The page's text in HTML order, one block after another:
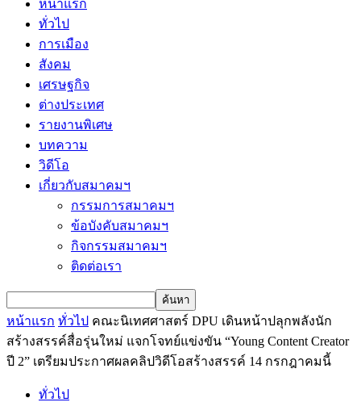
หน้าแรก
ทั่วไป
การเมือง
สังคม
เศรษฐกิจ
ต่างประเทศ
รายงานพิเศษ
บทความ
วิดีโอ
เกี่ยวกับสมาคมฯ
กรรมการสมาคมฯ
ข้อบังคับสมาคมฯ
กิจกรรมสมาคมฯ
ติดต่อเรา
หน้าแรก ทั่วไป คณะนิเทศศาสตร์ DPU เดินหน้าปลุกพลังนัก
สร้างสรรค์สื่อรุ่นใหม่ แจกโจทย์แข่งขัน “Young Content Creator
ปี 2” เตรียมประกาศผลคลิปวิดีโอสร้างสรรค์ 14 กรกฎาคมนี้
ทั่วไป